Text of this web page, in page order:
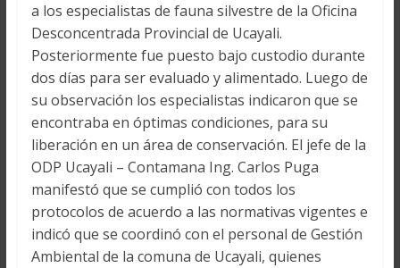
a los especialistas de fauna silvestre de la Oficina
Desconcentrada Provincial de Ucayali.
Posteriormente fue puesto bajo custodio durante
dos días para ser evaluado y alimentado. Luego de
su observación los especialistas indicaron que se
encontraba en óptimas condiciones, para su
liberación en un área de conservación. El jefe de la
ODP Ucayali – Contamana Ing. Carlos Puga
manifestó que se cumplió con todos los
protocolos de acuerdo a las normativas vigentes e
indicó que se coordinó con el personal de Gestión
Ambiental de la comuna de Ucayali, quienes